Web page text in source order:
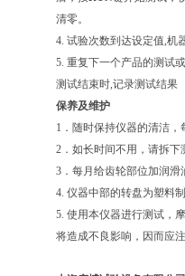
清零。
4. 试验次数到达设定值,机
5. 重复下一个产品的测试
测试结束时,记录测试结果
保养及维护
1．随时保持仪器的清洁
2．如长时间不用，请拆
3．每月给齿轮部位加润滑
4. 仪器中部的转盘为塑料
5. 使用本仪器进行测试，
将造成不良影响，因而应